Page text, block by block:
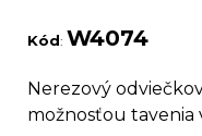
Kód: W4074
Nerezový
možnosťou tavenia